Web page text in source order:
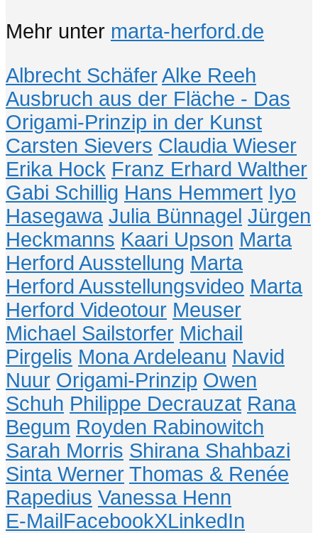
Mehr unter marta-herford.de
Albrecht SchäferAlke Reeh
Ausbruch aus der Fläche - Das
Origami-Prinzip in der Kunst
Carsten Sievers Claudia Wieser
Erika Hock Franz Erhard Walther
Gabi Schillig Hans Hemmert Iyo
Hasegawa Julia Bünnagel Jürgen
Heckmanns Kaari Upson Marta
Herford Ausstellung Marta
Herford Ausstellungsvideo Marta
Herford Videotour Meuser
Michael Sailstorfer Michail
Pirgelis Mona Ardeleanu Navid
Nuur Origami-Prinzip Owen
Schuh Philippe Decrauzat Rana
Begum Royden Rabinowitch
Sarah Morris Shirana Shahbazi
Sinta Werner Thomas & Renée
Rapedius Vanessa Henn
E-MailFacebookXLinkedIn